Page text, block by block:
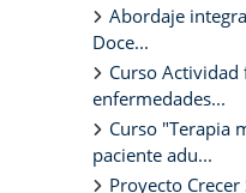
Abordaje
Doce...
Curso Actividad
enfermedades...
Curso "Terapia
paciente adu...
Proyecto Crecer